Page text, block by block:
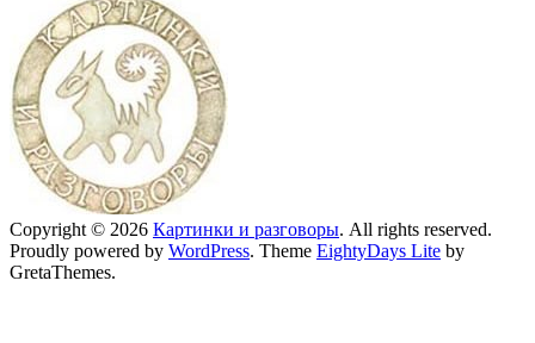
Copyright © 2026 Картинки и разговоры. All rights reserved.
Proudly powered by WordPress. Theme EightyDays Lite by
GretaThemes.